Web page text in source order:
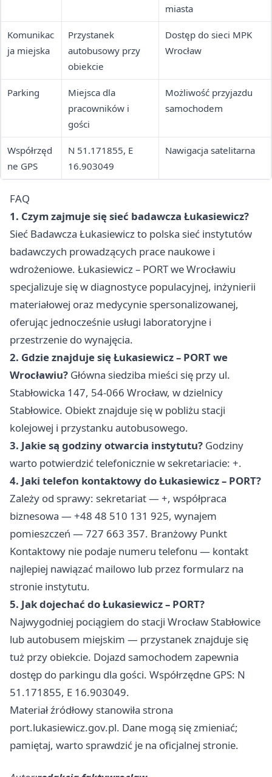
miasta
Komunikac
ja miejska
Przystanek
autobusowy przy
obiekcie
Dostęp do sieci MPK
Wrocław
Parking
Miejsca dla
pracowników i
gości
Możliwość przyjazdu
samochodem
Współrzęd
ne GPS
N 51.171855, E
16.903049
Nawigacja satelitarna
FAQ
1. Czym zajmuje się sieć badawcza Łukasiewicz?
Sieć Badawcza Łukasiewicz to polska sieć instytutów
badawczych prowadzących prace naukowe i
wdrożeniowe. Łukasiewicz – PORT we Wrocławiu
specjalizuje się w diagnostyce populacyjnej, inżynierii
materiałowej oraz medycynie spersonalizowanej,
oferując jednocześnie usługi laboratoryjne i
przestrzenie do wynajęcia.
2. Gdzie znajduje się Łukasiewicz – PORT we
Wrocławiu? Główna siedziba mieści się przy ul.
Stabłowicka 147, 54-066 Wrocław, w dzielnicy
Stabłowice. Obiekt znajduje się w pobliżu stacji
kolejowej i przystanku autobusowego.
3. Jakie są godziny otwarcia instytutu? Godziny
warto potwierdzić telefonicznie w sekretariacie: +.
4. Jaki telefon kontaktowy do Łukasiewicz – PORT?
Zależy od sprawy: sekretariat — +, współpraca
biznesowa — +48 48 510 131 925, wynajem
pomieszczeń — 727 663 357. Branżowy Punkt
Kontaktowy nie podaje numeru telefonu — kontakt
najlepiej nawiązać mailowo lub przez formularz na
stronie instytutu.
5. Jak dojechać do Łukasiewicz – PORT?
Najwygodniej pociągiem do stacji Wrocław Stabłowice
lub autobusem miejskim — przystanek znajduje się
tuż przy obiekcie. Dojazd samochodem zapewnia
dostęp do parkingu dla gości. Współrzędne GPS: N
51.171855, E 16.903049.
Materiał źródłowy stanowiła strona
port.lukasiewicz.gov.pl. Dane mogą się zmieniać;
pamiętaj, warto sprawdzić je na oficjalnej stronie.